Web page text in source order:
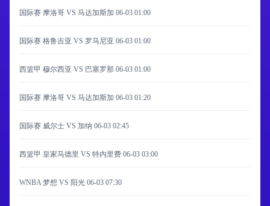
国际赛 摩洛哥 VS 马达加斯加 06-03 01:00
国际赛 格鲁吉亚 VS 罗马尼亚 06-03 01:00
西篮甲 穆尔西亚 VS 巴塞罗那 06-03 01:00
国际赛 摩洛哥 VS 马达加斯加 06-03 01:20
国际赛 威尔士 VS 加纳 06-03 02:45
西篮甲 皇家马德里 VS 特内里费 06-03 03:00
WNBA 梦想 VS 阳光 06-03 07:30